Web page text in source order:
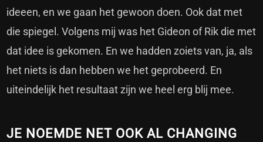
ideeen, en we gaan het gewoon doen. Ook dat met
die spiegel. Volgens mij was het Gideon of Rik die met
dat idee is gekomen. En we hadden zoiets van, ja, als
het niets is dan hebben we het geprobeerd. En
uiteindelijk het resultaat zijn we heel erg blij mee.
JE NOEMDE NET OOK AL CHANGING